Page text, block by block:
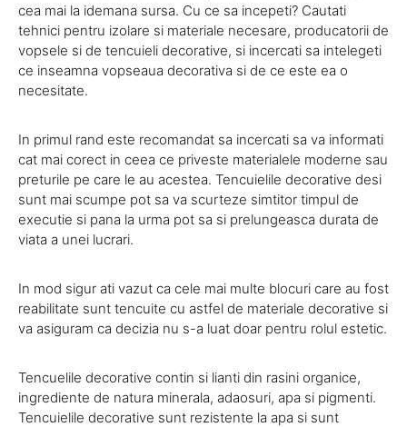
cea mai la idemana sursa. Cu ce sa incepeti? Cautati
tehnici pentru izolare si materiale necesare, producatorii de
vopsele si de tencuieli decorative, si incercati sa intelegeti
ce inseamna vopseaua decorativa si de ce este ea o
necesitate.
In primul rand este recomandat sa incercati sa va informati
cat mai corect in ceea ce priveste materialele moderne sau
preturile pe care le au acestea. Tencuielile decorative desi
sunt mai scumpe pot sa va scurteze simtitor timpul de
executie si pana la urma pot sa si prelungeasca durata de
viata a unei lucrari.
In mod sigur ati vazut ca cele mai multe blocuri care au fost
reabilitate sunt tencuite cu astfel de materiale decorative si
va asiguram ca decizia nu s-a luat doar pentru rolul estetic.
Tencuelile decorative contin si lianti din rasini organice,
ingrediente de natura minerala, adaosuri, apa si pigmenti.
Tencuielile decorative sunt rezistente la apa si sunt